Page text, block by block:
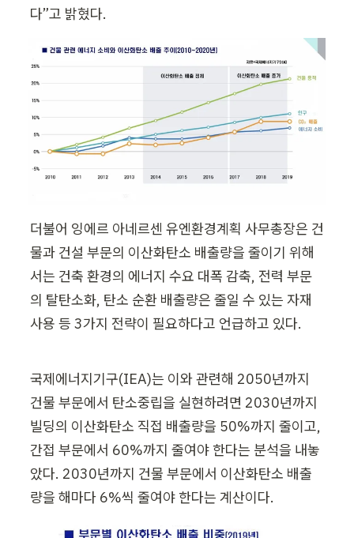
다”고 밝혔다.
더불어 잉에르 아네르센 유엔환경계획 사무총장은 건
물과 건설 부문의 이산화탄소 배출량을 줄이기 위해
서는 건축 환경의 에너지 수요 대폭 감축, 전력 부문
의 탈탄소화, 탄소 순환 배출량은 줄일 수 있는 자재
사용 등 3가지 전략이 필요하다고 언급하고 있다.
국제에너지기구(IEA)는 이와 관련해 2050년까지
건물 부문에서 탄소중립을 실현하려면 2030년까지
빌딩의 이산화탄소 직접 배출량을 50%까지 줄이고,
간접 부문에서 60%까지 줄여야 한다는 분석을 내놓
았다. 2030년까지 건물 부문에서 이산화탄소 배출
량을 해마다 6%씩 줄여야 한다는 계산이다.